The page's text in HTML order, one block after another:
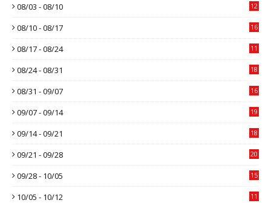
08/03 - 08/10 12
08/10 - 08/17 16
08/17 - 08/24 11
08/24 - 08/31 18
08/31 - 09/07 16
09/07 - 09/14 19
09/14 - 09/21 18
09/21 - 09/28 20
09/28 - 10/05 15
10/05 - 10/12 11